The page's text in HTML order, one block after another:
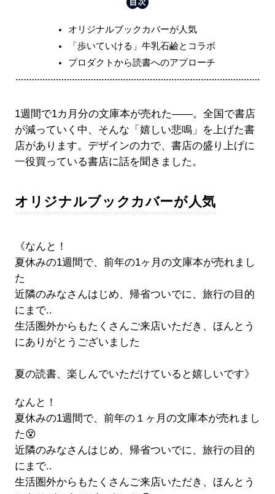
オリジナルブックカバーが人気
「歩いていける」牛乳石鹼とコラボ
プロダクトから読書へのアプローチ
1週間で1カ月分の文庫本が売れた――。全国で書店
が減っていく中、そんな「嬉しい悲鳴」を上げた書
店があります。デザインの力で、書店の盛り上げに
一役買っている書店に話を聞きました。
オリジナルブックカバーが人気
《なんと！
夏休みの1週間で、前年の1ヶ月の文庫本が売れまし
た
近隣のみなさんはじめ、帰省ついでに、旅行の目的
にまで..
生活圏外からもたくさんご来店いただき、ほんとう
にありがとうございました
夏の読書、楽しんでいただけていると嬉しいです》
なんと！
夏休みの1週間で、前年の１ヶ月の文庫本が売れまし
た😵
近隣のみなさんはじめ、帰省ついでに、旅行の目的
にまで..
生活圏外からもたくさんご来店いただき、ほんとう